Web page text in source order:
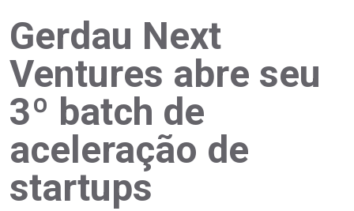
Gerdau Next
Ventures abre seu
3º batch de
aceleração de
startups